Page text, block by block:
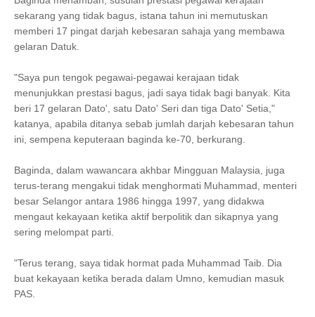
sekarang yang tidak bagus, istana tahun ini memutuskan
memberi 17 pingat darjah kebesaran sahaja yang membawa
gelaran Datuk.
"Saya pun tengok pegawai-pegawai kerajaan tidak
menunjukkan prestasi bagus, jadi saya tidak bagi banyak. Kita
beri 17 gelaran Dato', satu Dato' Seri dan tiga Dato' Setia,"
katanya, apabila ditanya sebab jumlah darjah kebesaran tahun
ini, sempena keputeraan baginda ke-70, berkurang.
Baginda, dalam wawancara akhbar Mingguan Malaysia, juga
terus-terang mengakui tidak menghormati Muhammad, menteri
besar Selangor antara 1986 hingga 1997, yang didakwa
mengaut kekayaan ketika aktif berpolitik dan sikapnya yang
sering melompat parti.
"Terus terang, saya tidak hormat pada Muhammad Taib. Dia
buat kekayaan ketika berada dalam Umno, kemudian masuk
PAS.